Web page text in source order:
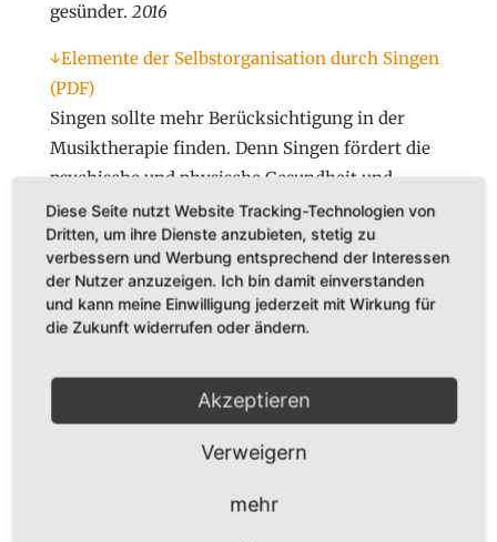
gesünder. 2016
↓Elemente der Selbstorganisation durch Singen
(PDF)
Singen sollte mehr Berücksichtigung in der
Musiktherapie finden. Denn Singen fördert die
psychische und physische Gesundheit und
wurde lange unterschätzt. Karl Adamek:
Elemente der Selbstorganisation durch Singen.
In: Musik-, Tanz- und Kunsttherapie. Zeitschrift
für künstlerische Therapien.1990
(PDF)
Gemeinsames Singen kann Menschen
Beitrag von Karl Adamek:Singen als Medium
interkultureller Arbeit. Bericht über ein
Diese Seite nutzt Website Tracking-Technologien von
Dritten, um ihre Dienste anzubieten, stetig zu
verbessern und Werbung entsprechend der Interessen
der Nutzer anzuzeigen. Ich bin damit einverstanden
und kann meine Einwilligung jederzeit mit Wirkung für
die Zukunft widerrufen oder ändern.
Akzeptieren
Verweigern
mehr